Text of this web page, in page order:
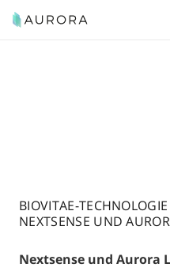
BIOVITAE-
NEXTSENSE UND
Nextsense und Aurora